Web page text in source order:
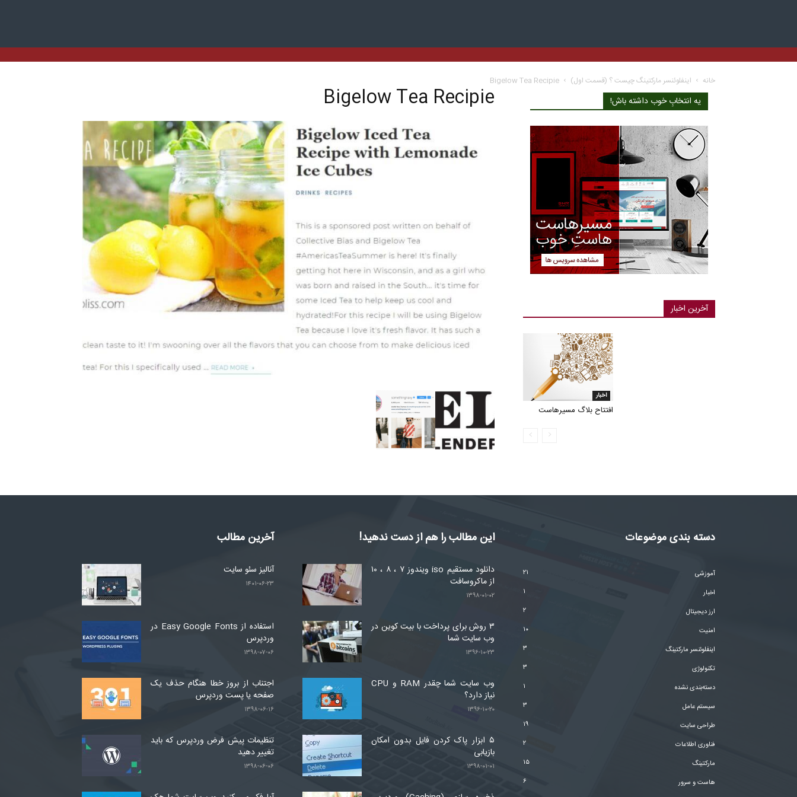
خانه اینفلوئنسر مارکتینگ چیست ؟ (قسمت اول) Bigelow Tea Recipie
Bigelow Tea Recipie یه انتخابِ خوب داشته باش!
آخرین اخبار
اخبار
افتتاح بلاگ مسیرهاست
آخرین مطالب
آنالیز سئو سایت
۱۴۰۱-۰۶-۲۳
استفاده از Easy Google Fonts در
وردپرس
۱۳۹۸-۰۷-۰۶
اجتناب از بروز خطا هنگام حذف یک
صفحه یا پست وردپرس
۱۳۹۸-۰۶-۱۶
تنظیمات پیش فرض وردپرس که باید
تغییر دهید
۱۳۹۸-۰۶-۰۶
این مطالب را هم از دست ندهید!
دانلود مستقیم iso ویندوز ۷ ، ۸ ، ۱۰
از ماکروسافت
۱۳۹۸-۰۱-۰۲
۳ روش برای پرداخت با بیت کوین در
وب سایت شما
۱۳۹۶-۱۰-۲۳
وب سایت شما چقدر RAM و CPU
نیاز دارد؟
۱۳۹۶-۱۰-۲۰
۵ ابزار پاک کردن فایل بدون امکان
بازیابی
۱۳۹۸-۰۱-۰۱
دسته بندی موضوعات
آموزشی
۲۱
اخبار
۱
ارز دیجیتال
۲
امنیت
۱۰
اینفلوئنسر مارکتینگ
۳
تکنولوژی
۳
دسته‌بندی نشده
۱
سیستم عامل
۳
طراحی سایت
۱۹
فناوری اطلاعات
۲
مارکتینگ
۱۵
هاست و سرور
۶